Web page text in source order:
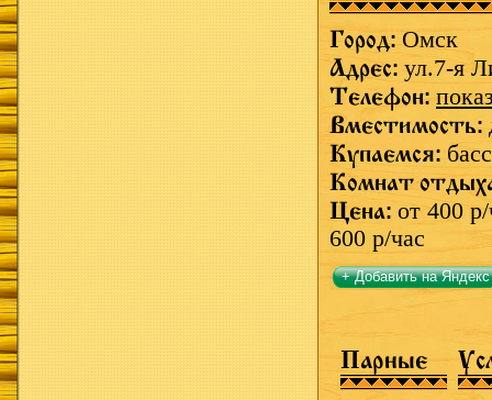
Город: Омск
Адрес: ул.7-я
Телефон:
Вместимость:
Купаемся:
Комнат
Цена: от 400
600 р/час
+ Добавить на Яндекс
Парные